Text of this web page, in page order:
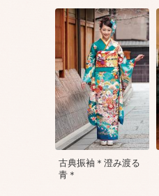
古典振袖＊澄み渡る
青＊